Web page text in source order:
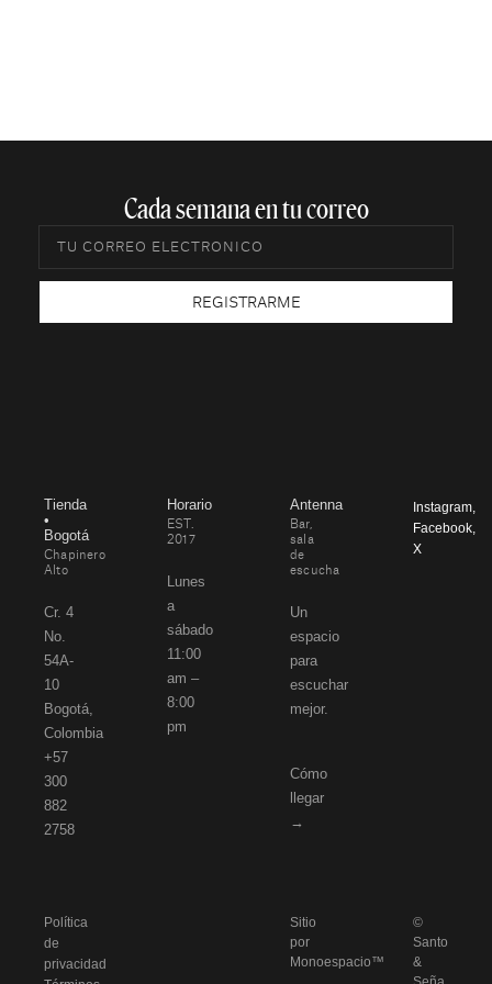
Cada semana en tu correo​
REGISTRARME
Tienda
•
Bogotá
Chapinero
Alto
Cr. 4
No.
54A-
10
Bogotá,
Colombia
+57
300
882
2758
Horario
EST.
2017
Lunes
a
sábado
11:00
am –
8:00
pm
Antenna
Bar,
sala
de
escucha
Un
espacio
para
escuchar
mejor.
Cómo
llegar
→
Instagram,
Facebook,
X
Política
de
privacidad
Sitio
por
Monoespacio™
©
Santo
&